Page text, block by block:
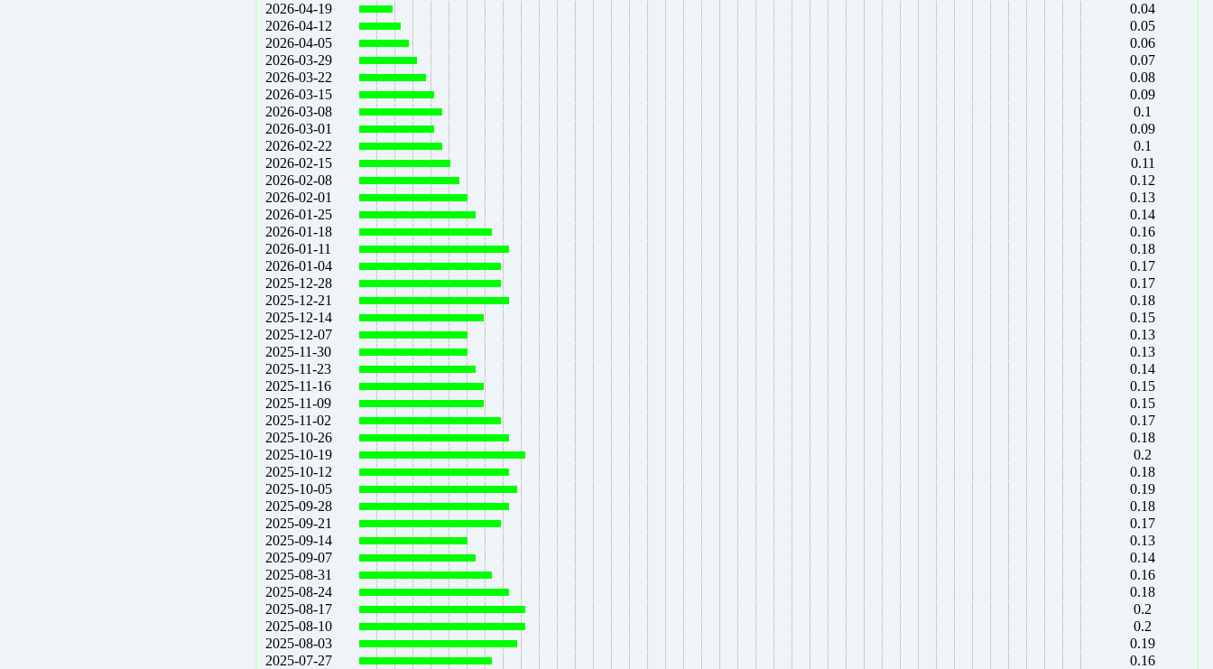
2026-04-19
0.04
2026-04-12
0.05
2026-04-05
0.06
2026-03-29
0.07
2026-03-22
0.08
2026-03-15
0.09
2026-03-08
0.1
2026-03-01
0.09
2026-02-22
0.1
2026-02-15
0.11
2026-02-08
0.12
2026-02-01
0.13
2026-01-25
0.14
2026-01-18
0.16
2026-01-11
0.18
2026-01-04
0.17
2025-12-28
0.17
2025-12-21
0.18
2025-12-14
0.15
2025-12-07
0.13
2025-11-30
0.13
2025-11-23
0.14
2025-11-16
0.15
2025-11-09
0.15
2025-11-02
0.17
2025-10-26
0.18
2025-10-19
0.2
2025-10-12
0.18
2025-10-05
0.19
2025-09-28
0.18
2025-09-21
0.17
2025-09-14
0.13
2025-09-07
0.14
2025-08-31
0.16
2025-08-24
0.18
2025-08-17
0.2
2025-08-10
0.2
2025-08-03
0.19
2025-07-27
0.16